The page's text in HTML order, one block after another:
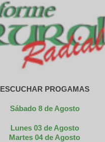
ESCUCHAR PROGAMAS
Sábado 8 de Agosto
Lunes 03 de Agosto
Martes 04 de Agosto